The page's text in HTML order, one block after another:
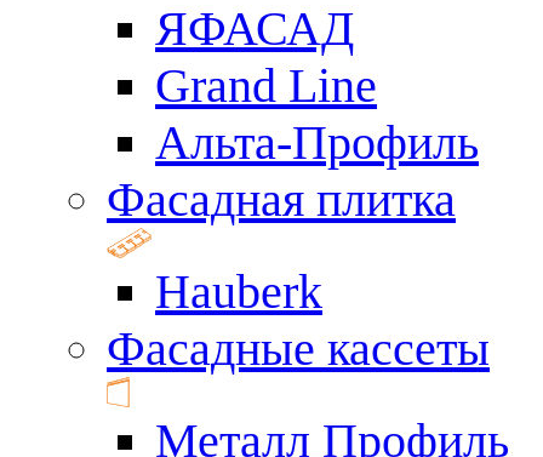
ЯФАСАД
Grand Line
Альта-Профиль
Фасадная плитка
Hauberk
Фасадные кассеты
Металл Профиль